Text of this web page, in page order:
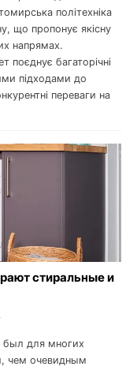
політехніка
що пропонує якісну
напрямах.
поєднує багаторічні
підходами до
переваги на
стиральные и
был для многих
чем очевидным